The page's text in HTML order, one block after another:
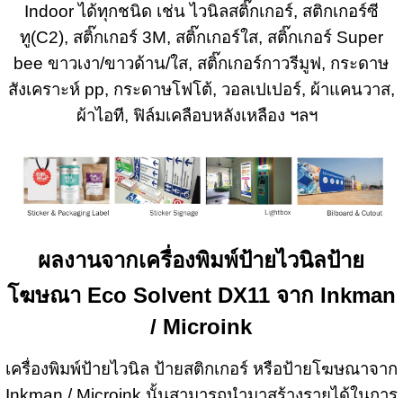
Indoor ได้ทุกชนิด เช่น ไวนิลสติ๊กเกอร์, สติกเกอร์ซี
ทู(C2), สติ๊กเกอร์ 3M, สติ๊กเกอร์ใส, สติ๊กเกอร์ Super
bee ขาวเงา/ขาวด้าน/ใส, สติ๊กเกอร์กาวรีมูฟ, กระดาษ
สังเคราะห์ pp, กระดาษโฟโต้, วอลเปเปอร์, ผ้าแคนวาส,
ผ้าไอที, ฟิล์มเคลือบหลังเหลือง ฯลฯ
ผลงานจากเครื่องพิมพ์ป้ายไวนิลป้าย
โฆษณา Eco Solvent DX11 จาก Inkman
/ Microink
เครื่องพิมพ์ป้ายไวนิล ป้ายสติกเกอร์ หรือป้ายโฆษณาจาก